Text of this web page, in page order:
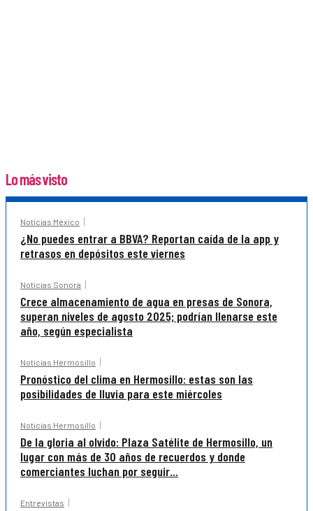
Lo más visto
Noticias México
¿No puedes entrar a BBVA? Reportan caída de la app y
retrasos en depósitos este viernes
Noticias Sonora
Crece almacenamiento de agua en presas de Sonora,
superan niveles de agosto 2025; podrían llenarse este
año, según especialista
Noticias Hermosillo
Pronóstico del clima en Hermosillo: estas son las
posibilidades de lluvia para este miércoles
Noticias Hermosillo
De la gloria al olvido: Plaza Satélite de Hermosillo, un
lugar con más de 30 años de recuerdos y donde
comerciantes luchan por seguir...
Entrevistas